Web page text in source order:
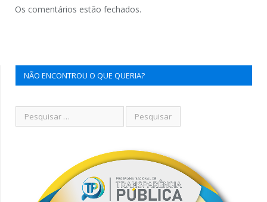
Os comentários estão fechados.
NÃO ENCONTROU O QUE QUERIA?